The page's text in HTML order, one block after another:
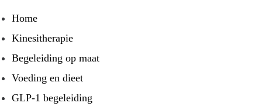
Home
Kinesitherapie
Begeleiding op maat
Voeding en dieet
GLP-1 begeleiding